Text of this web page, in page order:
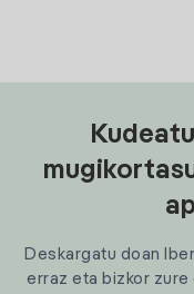
Deskargatu doan
erraz eta bizkor